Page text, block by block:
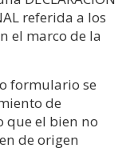
referida a los
el marco de la
formulario se
de
que el bien no
de origen